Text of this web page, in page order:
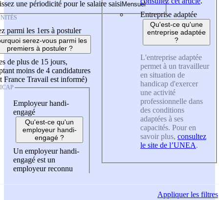
une périodicité pour le salaire saisi
parmi les 1ers à postuler
serez-vous parmi les
premiers à postuler ?
de plus de 15 jours,
moins de 4 candidatures
France Travail est informé)
Employeur handi-
engagé
Qu'est-ce qu'un
employeur handi-
engagé ?
Un employeur handi-
engagé est un
employeur reconnu
Entreprise adaptée
Qu'est-ce qu'une
entreprise adaptée
?
L'entreprise adaptée
permet à un travailleur
en situation de
handicap d'exercer
une activité
professionnelle dans
des conditions
adaptées à ses
capacités. Pour en
savoir plus, consultez
le site de l’UNEA.
Appliquerles filtres